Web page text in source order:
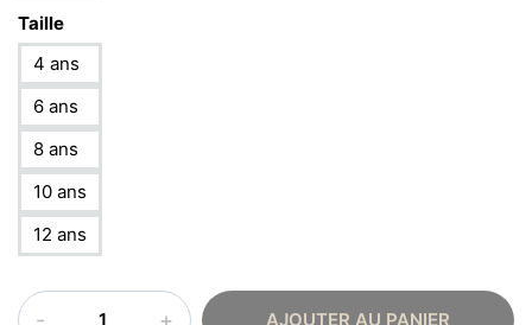
Taille
4 ans
6 ans
8 ans
10 ans
12 ans
quantité
AJOUTER AU PANIER